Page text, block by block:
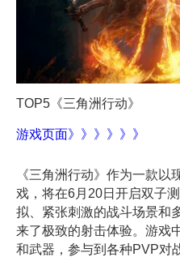
TOP5 《三角洲行动》
游戏页面》》》》》》
《三角洲行动》作为一款
戏， 将在6月20日开启双子
拟、紧张刺激的战斗场景和
来了极致的射击体验。游戏
和武器，参与到各种PVP对